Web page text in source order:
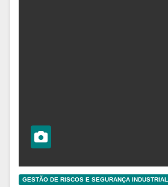
GESTÃO DE RISCOS E SEGURANÇA INDUSTRIAL